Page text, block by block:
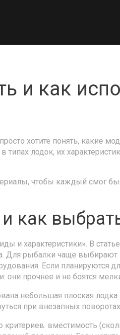
и как
хотите понять, какие
типах лодок, их
чтобы каждый смог
как
и характеристики». В
рыбалки чаще выбирают
Если планируются
прочнее и не боятся
небольшая плоская
при внезапных
вместимость